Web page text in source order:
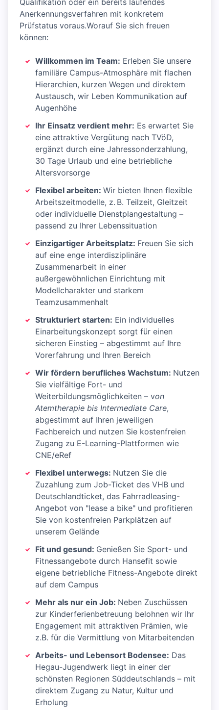
Qualifikation oder ein bereits laufendes
Anerkennungsverfahren mit konkretem
Prüfstatus voraus.Worauf Sie sich freuen
können:
Willkommen im Team: Erleben Sie unsere
familiäre Campus-Atmosphäre mit flachen
Hierarchien, kurzen Wegen und direktem
Austausch, wir Leben Kommunikation auf
Augenhöhe
Ihr Einsatz verdient mehr: Es erwartet Sie
eine attraktive Vergütung nach TVöD,
ergänzt durch eine Jahressonderzahlung,
30 Tage Urlaub und eine betriebliche
Altersvorsorge
Flexibel arbeiten: Wir bieten Ihnen flexible
Arbeitszeitmodelle, z. B. Teilzeit, Gleitzeit
oder individuelle Dienstplangestaltung –
passend zu Ihrer Lebenssituation
Einzigartiger Arbeitsplatz: Freuen Sie sich
auf eine enge interdisziplinäre
Zusammenarbeit in einer
außergewöhnlichen Einrichtung mit
Modellcharakter und starkem
Teamzusammenhalt
Strukturiert starten: Ein individuelles
Einarbeitungskonzept sorgt für einen
sicheren Einstieg – abgestimmt auf Ihre
Vorerfahrung und Ihren Bereich
Wir fördern berufliches Wachstum: Nutzen
Sie vielfältige Fort- und
Weiterbildungsmöglichkeiten – von
Atemtherapie bis Intermediate Care,
abgestimmt auf Ihren jeweiligen
Fachbereich und nutzen Sie kostenfreien
Zugang zu E-Learning-Plattformen wie
CNE/eRef
Flexibel unterwegs: Nutzen Sie die
Zuzahlung zum Job-Ticket des VHB und
Deutschlandticket, das Fahrradleasing-
Angebot von "lease a bike" und profitieren
Sie von kostenfreien Parkplätzen auf
unserem Gelände
Fit und gesund: Genießen Sie Sport- und
Fitnessangebote durch Hansefit sowie
eigene betriebliche Fitness-Angebote direkt
auf dem Campus
Mehr als nur ein Job: Neben Zuschüssen
zur Kinderferienbetreuung belohnen wir Ihr
Engagement mit attraktiven Prämien, wie
z.B. für die Vermittlung von Mitarbeitenden
Arbeits- und Lebensort Bodensee: Das
Hegau-Jugendwerk liegt in einer der
schönsten Regionen Süddeutschlands – mit
direktem Zugang zu Natur, Kultur und
Erholung